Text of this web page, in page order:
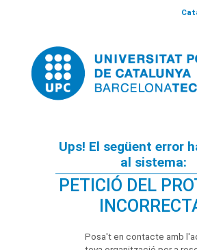
Ups! El següent error
al sistema:
PETICIÓ DEL
Posa't en contacte amb